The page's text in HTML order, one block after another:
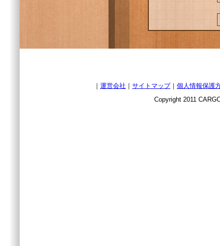
｜ 運営会社 ｜ サイトマップ｜ 個人情報保護
Copyright 2011